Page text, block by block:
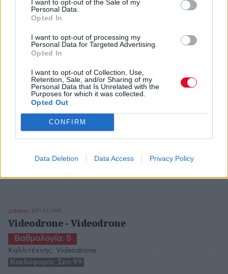
I want to opt-out of the Sale of my
Personal Data.
Opted In
I want to opt-out of processing my
Personal Data for Targeted Advertising.
Opted In
I want to opt-out of Collection, Use,
Retention, Sale, and/or Sharing of my
Personal Data that Is Unrelated with the
Purposes for which it was collected.
Opted Out
CONFIRM
Data Deletion Data Access Privacy Policy
ΟΚΤ 1,1999
Rahzel - Make the Music 2000
Βαθμολογία: 6
Καλλιτέχνης: Rahzel
ΕΛΛΗΝΙΚΑ ΣΕΠ 24,1999
Νίκος Πορτοκάλογλου - Παιχνίδια με το
Διάβολο
Καλλιτέχνης: Νίκος Πορτοκάλογλου
ΔΙΕΘΝΗ ΣΕΠ 23,1999
Videodrone - Videodrone
Βαθμολογία: 5
Καλλιτέχνης: Videodrone
Κυκλοφορία: Σεπ-99